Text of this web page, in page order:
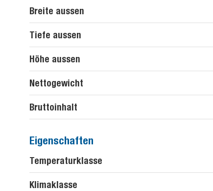
Breite aussen
Tiefe aussen
Höhe aussen
Nettogewicht
Bruttoinhalt
Eigenschaften
Temperaturklasse
Klimaklasse